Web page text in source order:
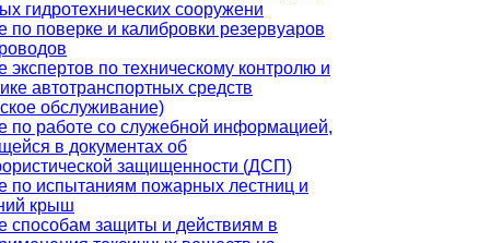
гидротехнических сооружени
по поверке и калибровки резервуаров
экспертов по техническому контролю и
автотранспортных средств
обслуживание)
по работе со служебной информацией,
в документах об
защищенности (ДСП)
по испытаниям пожарных лестниц и
крыш
способам защиты и действиям в